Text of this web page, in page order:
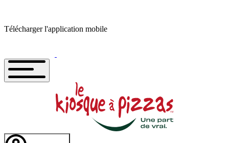
Télécharger l'application mobile